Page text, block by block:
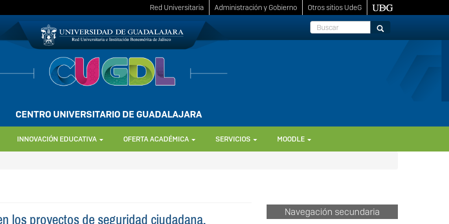
Red Universitaria Administración y Gobierno
Otros sitios UdeG
Buscar
Buscar
CENTRO UNIVERSITARIO DE GUADALAJARA
INNOVACIÓN EDUCATIVA OFERTA ACADÉMICA SERVICIOS MOODLE
los proyectos de seguridad ciudadana.
Navegación secundaria